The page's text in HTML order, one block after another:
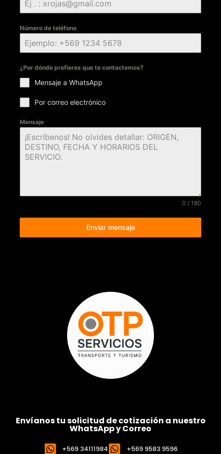
Número de teléfono
¿Por dónde prefieres que te contactemos?
Mensaje a WhatsApp
Por correo electrónico
Mensaje
0 / 180
Enviar mensaje
Envíanos tu solicitud de cotización a nuestro
WhatsApp y Correo
+569 34111984 +569 9583 9596